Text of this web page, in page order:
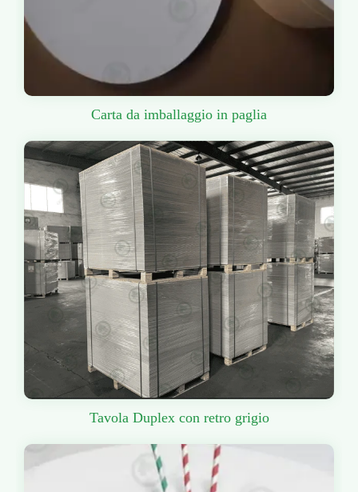
Carta da imballaggio in paglia
Tavola Duplex con retro grigio